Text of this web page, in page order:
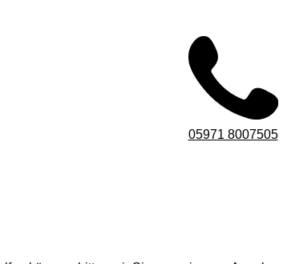
05971 8007505